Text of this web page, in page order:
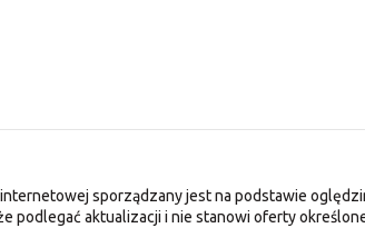
sporządzany jest na podstawie
podlegać aktualizacji i nie stanowi oferty